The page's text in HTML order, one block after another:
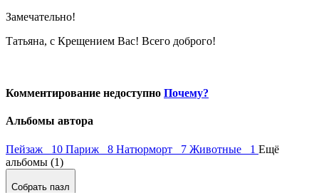
Замечательно!
Татьяна, с Крещением Вас! Всего доброго!
Комментирование недоступно Почему?
Альбомы автора
Пейзаж 10 Париж 8 Натюрморт 7 Животные 1 Ещё
альбомы (1)
Собрать пазл